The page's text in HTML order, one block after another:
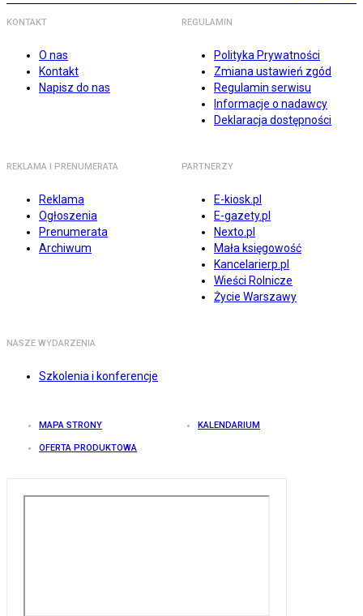
KONTAKT
O nas
Kontakt
Napisz do nas
REGULAMIN
Polityka Prywatności
Zmiana ustawień zgód
Regulamin serwisu
Informacje o nadawcy
Deklaracja dostępności
REKLAMA I PRENUMERATA
Reklama
Ogłoszenia
Prenumerata
Archiwum
PARTNERZY
E-kiosk.pl
E-gazety.pl
Nexto.pl
Mała księgowość
Kancelarierp.pl
Wieści Rolnicze
Życie Warszawy
NASZE WYDARZENIA
Szkolenia i konferencje
MAPA STRONY KALENDARIUM
OFERTA PRODUKTOWA